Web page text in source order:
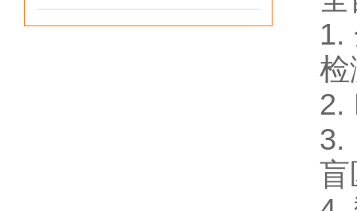
1.
检
2.
3.
盲